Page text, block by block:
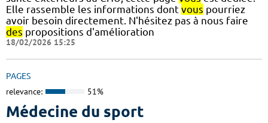
Elle rassemble les informations dont vous pourriez
avoir besoin directement. N'hésitez pas à nous faire
des propositions d'amélioration
18/02/2026 15:25
PAGES
relevance: 51%
Médecine du sport